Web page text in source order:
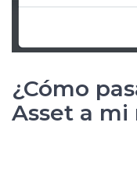
¿Cómo
Asset a mi